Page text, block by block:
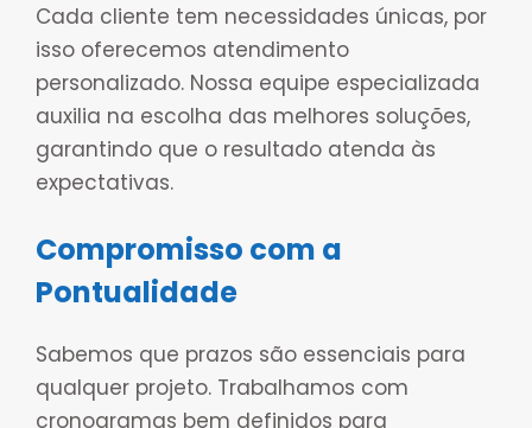
Cada cliente tem necessidades únicas, por
isso oferecemos atendimento
personalizado. Nossa equipe especializada
auxilia na escolha das melhores soluções,
garantindo que o resultado atenda às
expectativas.
Compromisso com a
Pontualidade
Sabemos que prazos são essenciais para
qualquer projeto. Trabalhamos com
cronogramas bem definidos para